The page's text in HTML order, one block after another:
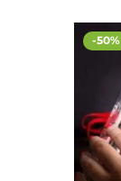
-50%